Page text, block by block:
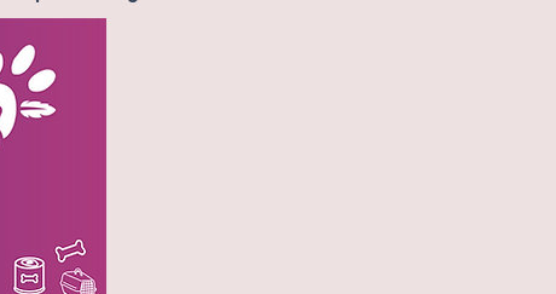
et nous vous régale ! 😋